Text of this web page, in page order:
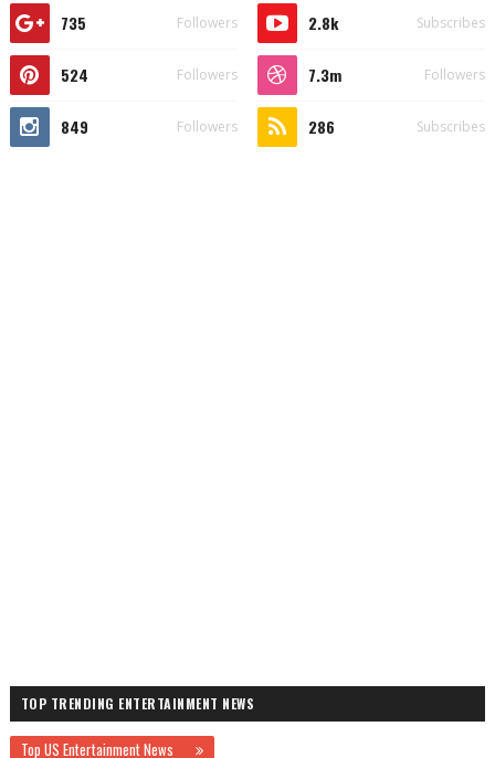
735 Followers 2.8k Subscribes
524 Followers 7.3m Followers
849 Followers 286 Subscribes
TOP TRENDING ENTERTAINMENT NEWS
Top US Entertainment News